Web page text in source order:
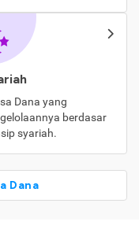
Dana yang
berdasar
syariah.
Dana